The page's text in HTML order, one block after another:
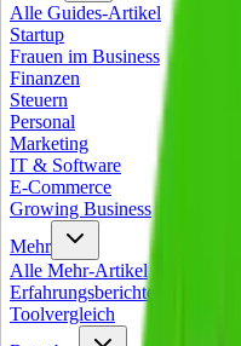
Alle Guides-Artikel
Startup
Frauen im Business
Finanzen
Steuern
Personal
Marketing
IT & Software
E-Commerce
Growing Business
Mehr
Alle Mehr-Artikel
Erfahrungsberichte
Toolvergleich